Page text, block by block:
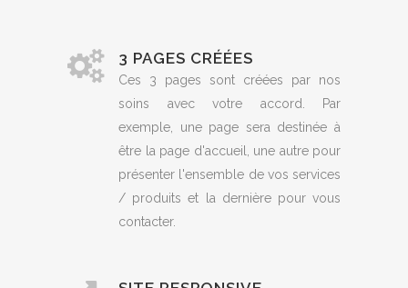
3 PAGES CRÉÉES
Ces 3 pages sont créées par nos
soins avec votre accord. Par
exemple, une page sera destinée à
être la page d'accueil, une autre pour
présenter l'ensemble de vos services
/ produits et la dernière pour vous
contacter.